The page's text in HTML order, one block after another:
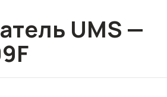
UMS —